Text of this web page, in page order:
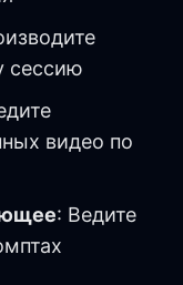
сессию
видео по
: Ведите